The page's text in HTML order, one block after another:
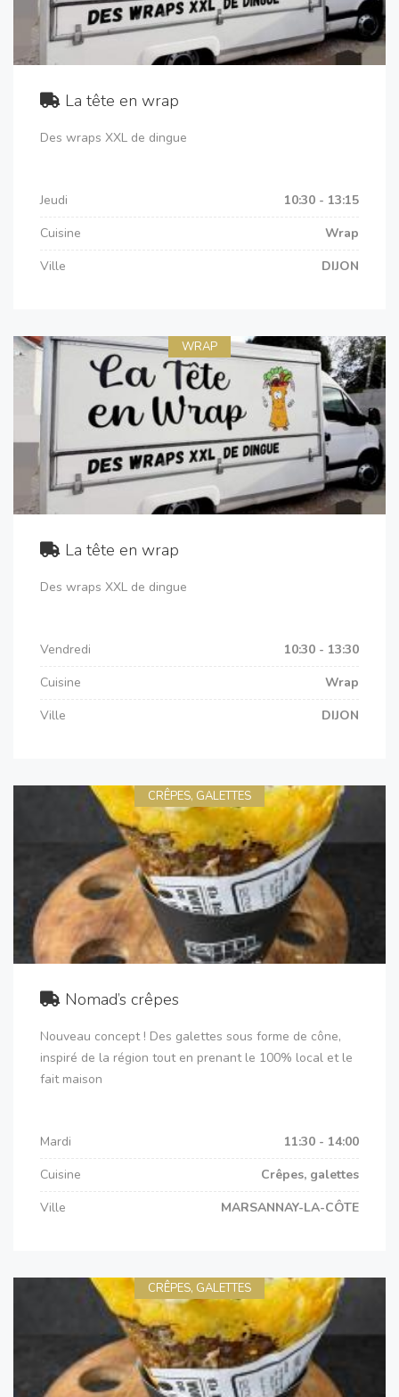
La tête en wrap
Des wraps XXL de dingue
Jeudi
10:30 - 13:15
Cuisine
Wrap
Ville
DIJON
WRAP
La tête en wrap
Des wraps XXL de dingue
Vendredi
10:30 - 13:30
Cuisine
Wrap
Ville
DIJON
CRÊPES, GALETTES
Nomad’s crêpes
Nouveau concept ! Des galettes sous forme de cône,
inspiré de la région tout en prenant le 100% local et le
fait maison
Mardi
11:30 - 14:00
Cuisine
Crêpes, galettes
Ville
MARSANNAY-LA-CÔTE
CRÊPES, GALETTES